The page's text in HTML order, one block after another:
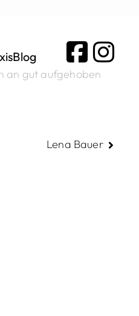
Blog
an gut aufgehoben
Lena Bauer